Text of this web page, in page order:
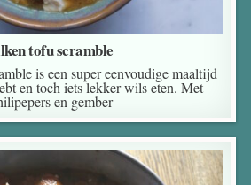
tofu scramble
is een super eenvoudige maaltijd
en toch iets lekker wils eten. Met
en gember